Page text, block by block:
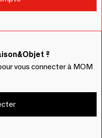
?
vous connecter à MOM